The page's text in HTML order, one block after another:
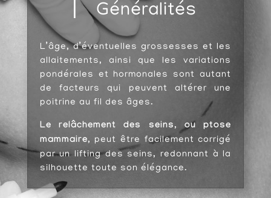
⎸Généralités
L’âge, d’éventuelles grossesses et les
allaitements, ainsi que les variations
pondérales et hormonales sont autant
de facteurs qui peuvent altérer une
poitrine au fil des âges.
Le relâchement des seins, ou ptose
mammaire, peut être facilement corrigé
par un lifting des seins, redonnant à la
silhouette toute son élégance.